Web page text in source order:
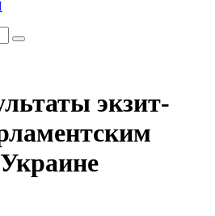
экзит-